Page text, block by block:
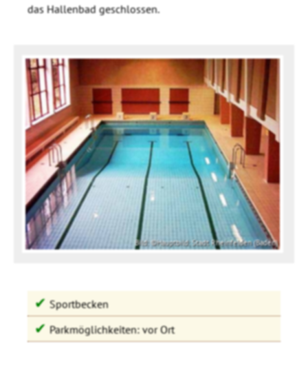
das Hallenbad geschlossen.
Bild: ©Hauptbild: Stadt Rheinfelden (Baden)
✔ Sportbecken
✔ Parkmöglichkeiten: vor Ort